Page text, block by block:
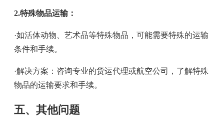
2.特殊物品运输：
·如活体动物、艺术品等特殊物品，可能需要特殊的运输
条件和手续。
·解决方案：咨询专业的货运代理或航空公司，了解特殊
物品的运输要求和手续。
五、其他问题